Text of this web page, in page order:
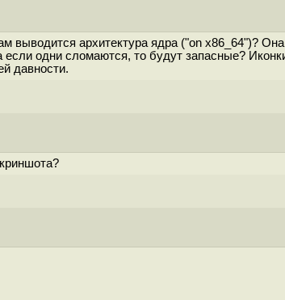
архитектура ядра ("on x86_64")?
одни сломаются, то будут запасные?
давности.